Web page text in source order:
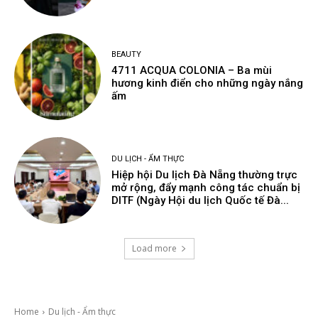
BEAUTY
4711 ACQUA COLONIA – Ba mùi
hương kinh điển cho những ngày nắng
ấm
DU LỊCH - ẨM THỰC
Hiệp hội Du lịch Đà Nẵng thường trực
mở rộng, đẩy mạnh công tác chuẩn bị
DITF (Ngày Hội du lịch Quốc tế Đà...
Load more